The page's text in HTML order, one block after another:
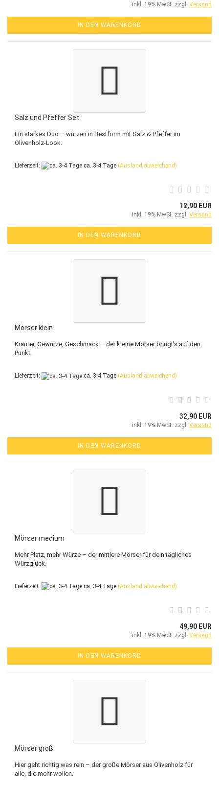
inkl. 19% MwSt. zzgl. Versand
IN DEN WARENKORB
Salz und Pfeffer Set
Ein starkes Duo – würzen in Bestform mit Salz & Pfeffer im
Olivenholz-Look.
Lieferzeit: ca. 3-4 Tage (Ausland abweichend)
12,90 EUR
inkl. 19% MwSt. zzgl. Versand
IN DEN WARENKORB
Mörser klein
Kräuter, Gewürze, Geschmack – der kleine Mörser bringt’s auf den
Punkt.
Lieferzeit: ca. 3-4 Tage (Ausland abweichend)
32,90 EUR
inkl. 19% MwSt. zzgl. Versand
IN DEN WARENKORB
Mörser medium
Mehr Platz, mehr Würze – der mittlere Mörser für dein tägliches
Würzglück.
Lieferzeit: ca. 3-4 Tage (Ausland abweichend)
49,90 EUR
inkl. 19% MwSt. zzgl. Versand
IN DEN WARENKORB
Mörser groß
Hier geht richtig was rein – der große Mörser aus Olivenholz für
alle, die mehr wollen.